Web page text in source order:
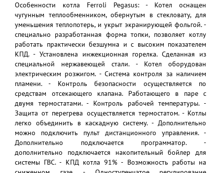
Особенности котла Ferroli Pegasus: - Котел оснащен
чугунным теплообменником, обернутым в стекловату, для
уменьшения теплопотерь, и укрыт экранирующей фольгой. -
специально разработанная форма топки, позволяет котлу
работать практически безшумна и с высоким показателем
КПД. - Установлена инжекционная горелка. Сделанная из
специальной нержавеющей стали. - Котел оборудован
электрическим розжигом. - Система контроля за наличием
пламени. - Контроль безопасности осуществляется по
средствам отсекающего клапана. Работающего в паре с
двумя термостатами. - Контроль рабочей температуры. -
Защита от перегрева осуществляется термостатом. - Котлы
легко объединить в каскадную систему. - Дополнительно
можно подключить пульт дистанционного управления. -
Дополнительно подключается программатор. -
дополнительно подключается накопительный бойлер для
системы ГВС. - КПД котла 91% - Возможность работы на